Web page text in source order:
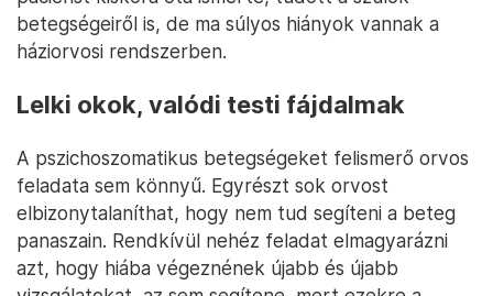
betegségeiről is, de ma súlyos hiányok vannak a
háziorvosi rendszerben.
Lelki okok, valódi testi fájdalmak
A pszichoszomatikus betegségeket felismerő orvos
feladata sem könnyű. Egyrészt sok orvost
elbizonytalaníthat, hogy nem tud segíteni a beteg
panaszain. Rendkívül nehéz feladat elmagyarázni
azt, hogy hiába végeznének újabb és újabb